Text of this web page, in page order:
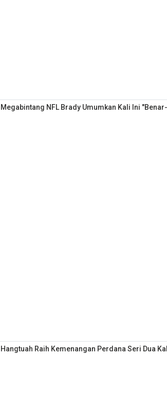
Megabintang NFL Brady Umumkan Kali Ini
Hangtuah Raih Kemenangan Perdana Seri Dua